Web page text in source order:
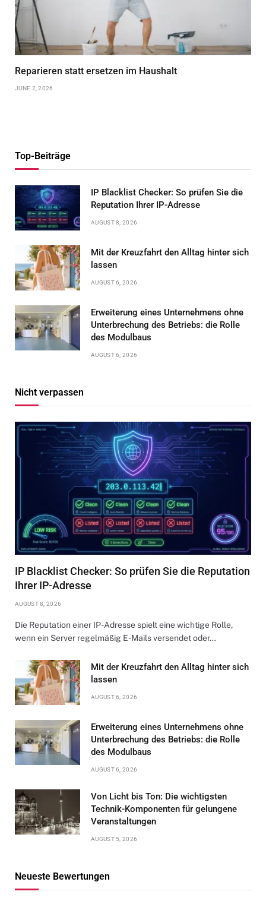
Reparieren statt ersetzen im Haushalt
JUNE 2, 2026
Top-Beiträge
IP Blacklist Checker: So prüfen Sie die
Reputation Ihrer IP-Adresse
AUGUST 8, 2026
Mit der Kreuzfahrt den Alltag hinter sich
lassen
AUGUST 6, 2026
Erweiterung eines Unternehmens ohne
Unterbrechung des Betriebs: die Rolle
des Modulbaus
AUGUST 6, 2026
Nicht verpassen
IP Blacklist Checker: So prüfen Sie die Reputation
Ihrer IP-Adresse
AUGUST 8, 2026
Die Reputation einer IP-Adresse spielt eine wichtige Rolle,
wenn ein Server regelmäßig E-Mails versendet oder…
Mit der Kreuzfahrt den Alltag hinter sich
lassen
AUGUST 6, 2026
Erweiterung eines Unternehmens ohne
Unterbrechung des Betriebs: die Rolle
des Modulbaus
AUGUST 6, 2026
Von Licht bis Ton: Die wichtigsten
Technik-Komponenten für gelungene
Veranstaltungen
AUGUST 5, 2026
Neueste Bewertungen